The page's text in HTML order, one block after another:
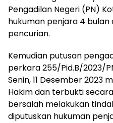
Pengadilan Negeri (PN)
hukuman penjara 4
pencurian.
Kemudian putusan
perkara 255/Pid.B/2023/
Senin, 11 Desember 2023
Hakim dan terbukti
bersalah melakukan
diputuskan hukuman